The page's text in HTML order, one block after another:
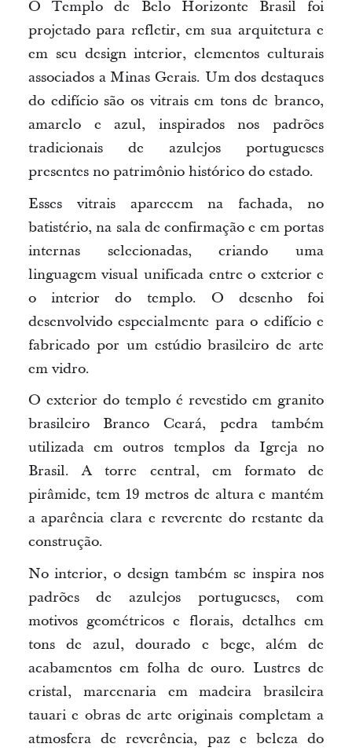
O Templo de Belo Horizonte Brasil foi
projetado para refletir, em sua arquitetura e
em seu design interior, elementos culturais
associados a Minas Gerais. Um dos destaques
do edifício são os vitrais em tons de branco,
amarelo e azul, inspirados nos padrões
tradicionais de azulejos portugueses
presentes no patrimônio histórico do estado.
Esses vitrais aparecem na fachada, no
batistério, na sala de confirmação e em portas
internas selecionadas, criando uma
linguagem visual unificada entre o exterior e
o interior do templo. O desenho foi
desenvolvido especialmente para o edifício e
fabricado por um estúdio brasileiro de arte
em vidro.
O exterior do templo é revestido em granito
brasileiro Branco Ceará, pedra também
utilizada em outros templos da Igreja no
Brasil. A torre central, em formato de
pirâmide, tem 19 metros de altura emantém
aaparência clara e reverente do restante da
construção.
No interior, o design também se inspira nos
padrões de azulejos portugueses, com
motivos geométricos e florais, detalhes em
tons de azul, dourado e bege, além de
acabamentos em folha de ouro. Lustres de
cristal, marcenaria em madeira brasileira
tauari e obras de arte originais completam a
atmosfera de reverência, paz e beleza do